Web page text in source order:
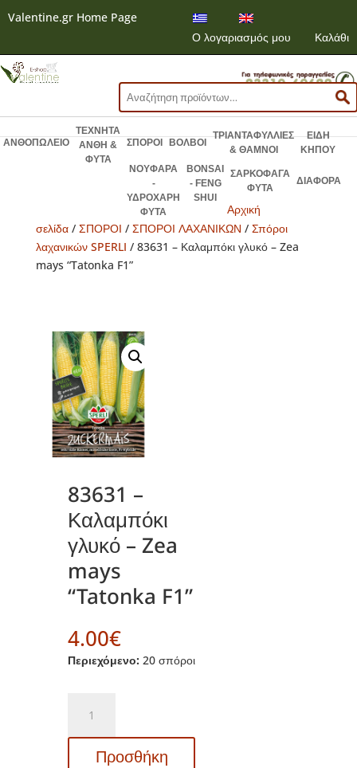
Valentine.gr Home Page
Ο λογαριασμός μου
Καλάθι
Αναζήτηση
για:
ΑΝΘΟΠΩΛΕΙΟ
ΤΕΧΝΗΤΑ
ΑΝΘΗ &
ΦΥΤΑ
ΣΠΟΡΟΙ ΒΟΛΒΟΙ
ΤΡΙΑΝΤΑΦΥΛΛΙΕΣ
& ΘΑΜΝΟΙ
ΕΙΔΗ
ΚΗΠΟΥ
ΝΟΥΦΑΡΑ
-
ΥΔΡΟΧΑΡΗ
ΦΥΤΑ
BONSAI
- FENG
SHUI
ΣΑΡΚΟΦΑΓΑ
ΦΥΤΑ
ΔΙΑΦΟΡΑ
Αρχική
σελίδα/ ΣΠΟΡΟΙ / ΣΠΟΡΟΙ ΛΑΧΑΝΙΚΩΝ / Σπόροι
λαχανικών SPERLI / 83631 – Καλαμπόκι γλυκό – Zea
mays “Tatonka F1”
83631 –
Καλαμπόκι
γλυκό – Zea
mays
“Tatonka F1”
4.00€
Περιεχόμενο: 20 σπόροι
Καλαμπόκι
Προσθήκη